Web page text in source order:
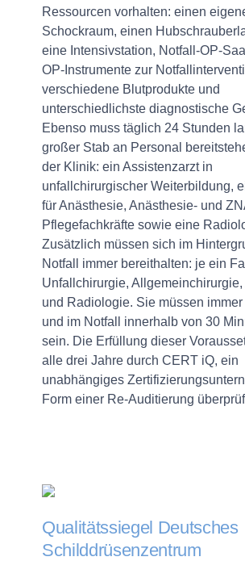
Ressourcen vorhalten: einen
Schockraum, einen
eine Intensivstation, Notfall-OP-
OP-Instrumente zur
verschiedene Blutprodukte und
unterschiedlichste diagnostische
Ebenso muss täglich 24 Stunden
großer Stab an Personal
der Klinik: ein Assistenzarzt in
unfallchirurgischer Weiterbildung,
für Anästhesie, Anästhesie- und
Pflegefachkräfte sowie eine
Zusätzlich müssen sich im
Notfall immer bereithalten: je ein
Unfallchirurgie,
und Radiologie. Sie müssen
und im Notfall innerhalb von 30
sein. Die Erfüllung dieser
alle drei Jahre durch CERT iQ, ein
unabhängiges
Form einer Re-Auditierung
Qualitätssiegel Deutsches
Schilddrüsenzentrum